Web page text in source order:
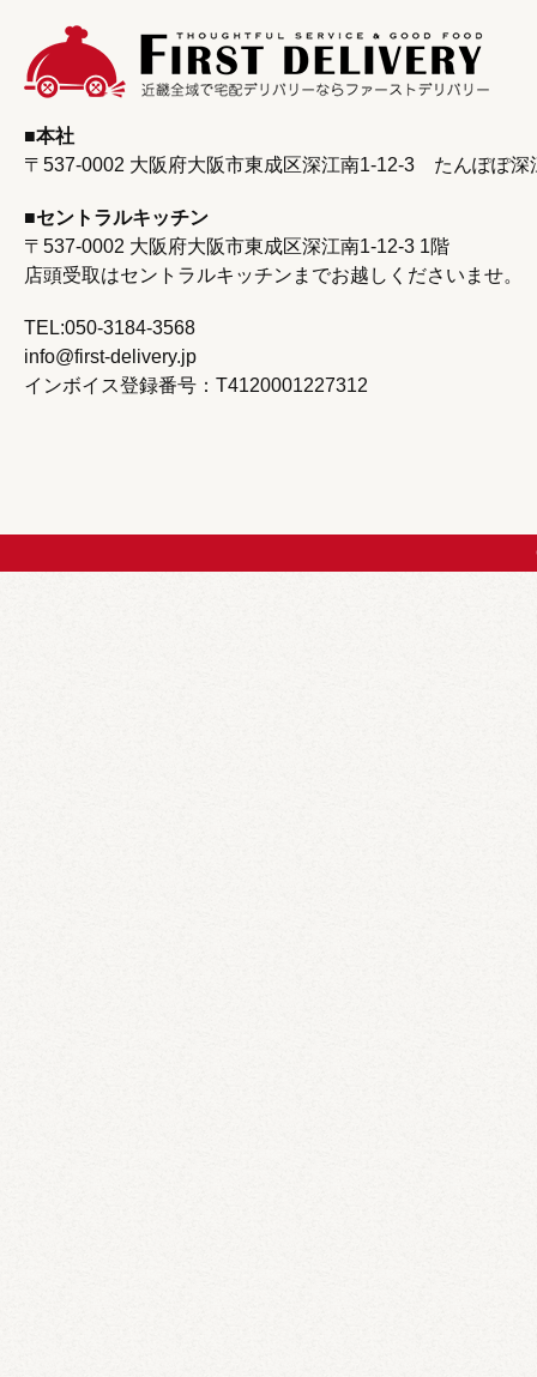
本社
〒537-0002 大阪府大阪市東成区深江南1-12-3 たんぽぽ
セントラルキッチン
〒537-0002 大阪府大阪市東成区深江南1‐12‐3 1階
店頭受取はセントラルキッチンまでお越しくださいませ。
TEL:050-3184-3568
info@first-delivery.jp
インボイス登録番号：T4120001227312